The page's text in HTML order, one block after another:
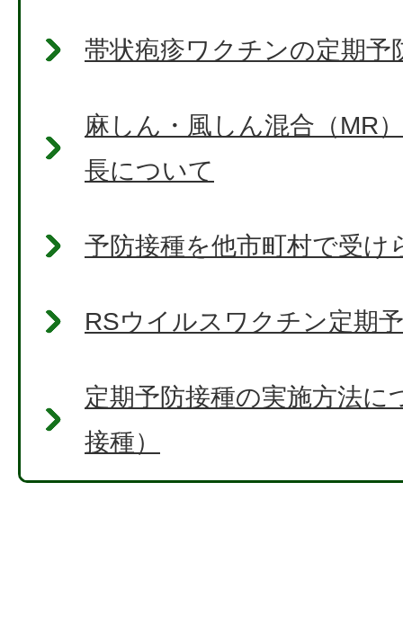
帯状疱疹ワクチンの定期予
麻しん・風しん混合（MR
長について
予防接種を他市町村で受け
RSウイルスワクチン定期
定期予防接種の実施方法に
接種）